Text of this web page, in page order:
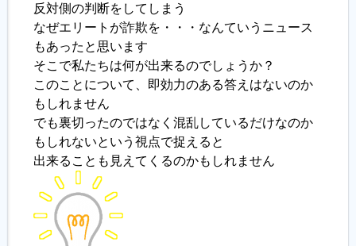
反対側の判断をしてしまう
なぜエリートが詐欺を・・・なんていうニュース
もあったと思います
そこで私たちは何が出来るのでしょうか？
このことについて、即効力のある答えはないのか
もしれません
でも裏切ったのではなく混乱しているだけなのか
もしれないという視点で捉えると
出来ることも見えてくるのかもしれません